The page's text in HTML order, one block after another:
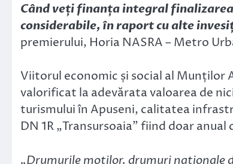
Când veți finanța integral finalizarea
considerabile, în raport cu alte
premierului, Horia NASRA – Metro
Viitorul economic și social al Munților
valorificat la adevărata valoarea de
turismului în Apuseni, calitatea
DN 1R „Transursoaia” fiind doar anual
„Drumurile moților, drumuri naționale